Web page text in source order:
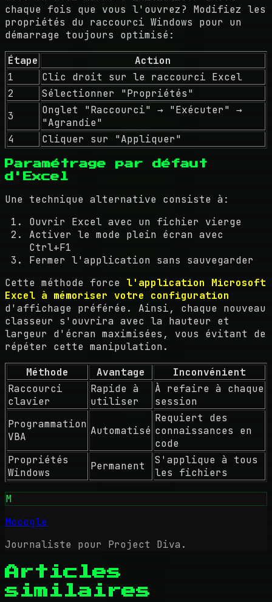
chaque fois que vous l'ouvrez? Modifiez les
propriétés du raccourci Windows pour un
démarrage toujours optimisé:
Étape
Action
1
Clic droit sur le raccourci Excel
2
Sélectionner "Propriétés"
3
Onglet "Raccourci" → "Exécuter" →
"Agrandie"
4
Cliquer sur "Appliquer"
Paramétrage par défaut
d'Excel
Une technique alternative consiste à:
Ouvrir Excel avec un fichier vierge
Activer le mode plein écran avec
Ctrl+F1
Fermer l'application sans sauvegarder
Cette méthode force l'application Microsoft
Excel à mémoriser votre configuration
d'affichage préférée. Ainsi, chaque nouveau
classeur s'ouvrira avec la hauteur et
largeur d'écran maximisées, vous évitant de
répéter cette manipulation.
Méthode
Avantage
Inconvénient
Raccourci
clavier
Rapide à
utiliser
À refaire à chaque
session
Programmation
VBA
Automatisé
Requiert des
connaissances en
code
Propriétés
Windows
Permanent
S'applique à tous
les fichiers
M
Mooogle
Journaliste pour Project Diva.
Articles
similaires